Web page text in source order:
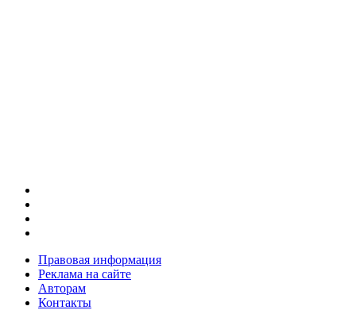
Правовая информация
Реклама на сайте
Авторам
Контакты